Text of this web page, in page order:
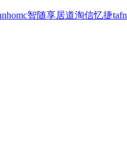
智随享居道淘信忆捷tafn